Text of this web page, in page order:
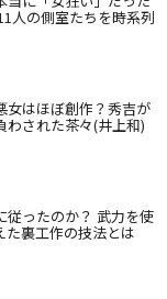
人の側室たちを時系列
女はほぼ創作？秀吉が
わされた茶々(井上和)
従ったのか？ 武力を使
た裏工作の技法とは